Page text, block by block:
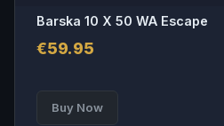
Barska 10 X 50 WA Escape
€59.95
Buy Now